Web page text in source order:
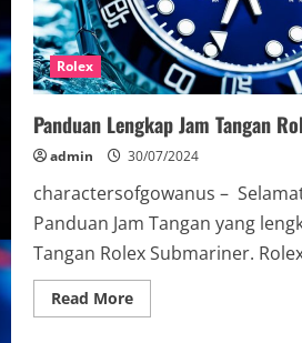
Rolex
Panduan Lengkap Jam Tangan
admin 30/07/2024
charactersofgowanus –
Panduan Jam Tangan yang
Tangan Rolex Submariner.
Read MoreRead
more